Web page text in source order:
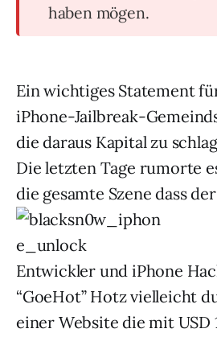
haben mögen.
Ein wichtiges Statement
iPhone-Jailbreak-
die daraus Kapital zu
Die letzten Tage rumorte
die gesamte Szene dass
Entwickler und iPhone
“GoeHot” Hotz vielleicht
einer Website die mit USD